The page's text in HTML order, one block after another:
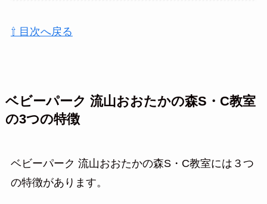
⇧ 目次へ戻る
ベビーパーク 流山おおたかの森S・C教室
の3つの特徴
ベビーパーク 流山おおたかの森S・C教室には３つ
の特徴があります。